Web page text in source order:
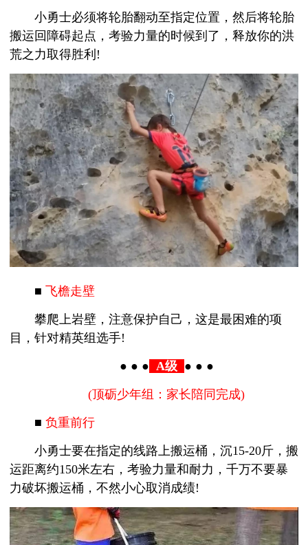
小勇士必须将轮胎翻动至指定位置，然后将轮胎
搬运回障碍起点，考验力量的时候到了，释放你的洪
荒之力取得胜利!
■ 飞檐走壁
攀爬上岩壁，注意保护自己，这是最困难的项
目，针对精英组选手!
● ● ● A级 ● ● ●
(顶砺少年组：家长陪同完成)
■ 负重前行
小勇士要在指定的线路上搬运桶，沉15-20斤，搬
运距离约150米左右，考验力量和耐力，千万不要暴
力破坏搬运桶，不然小心取消成绩!